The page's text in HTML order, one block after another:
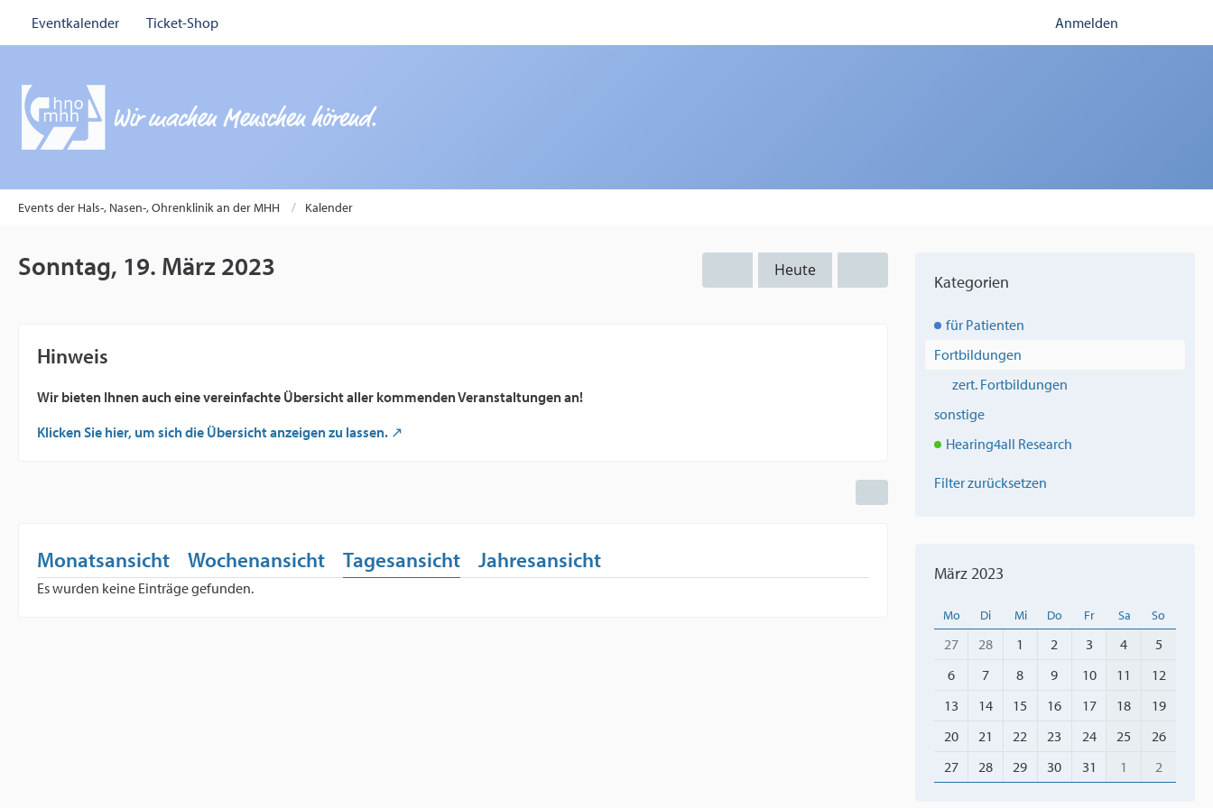
Eventkalender Ticket-Shop Anmelden
Events der Hals-, Nasen-, Ohrenklinik an der MHH Kalender
Sonntag, 19. März 2023 Heute
Hinweis
Wir bieten Ihnen auch eine vereinfachte Übersicht aller kommenden Veranstaltungen an!
Klicken Sie hier, um sich die Übersicht anzeigen zu lassen.
Monatsansicht Wochenansicht Tagesansicht Jahresansicht
Es wurden keine Einträge gefunden.
Kategorien
für Patienten
Fortbildungen
zert. Fortbildungen
sonstige
Hearing4all Research
Filter zurücksetzen
März 2023
Mo Di Mi Do Fr Sa So
27 28 1 2 3 4
5
6
7 8 9 10 11
12
13
14 15 16 17 18
19
20
21 22 23 24 25
26
27
28 29 30 31 1 2